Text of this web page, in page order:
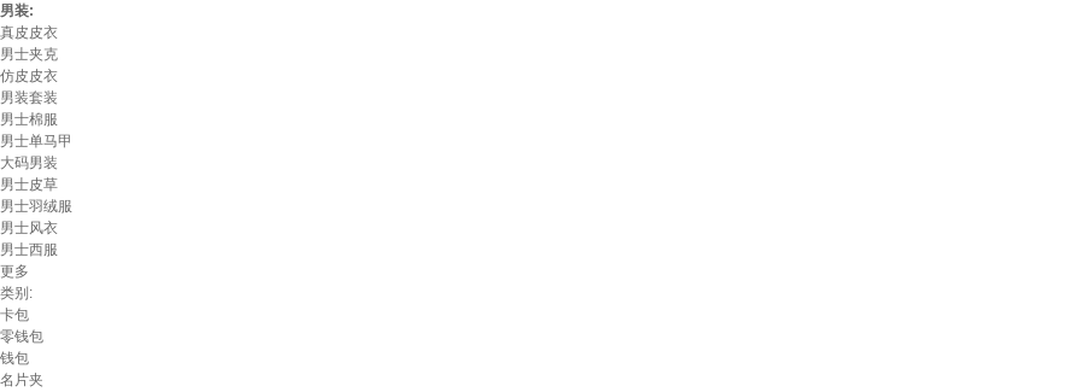
男装:
真皮皮衣
男士夹克
仿皮皮衣
男装套装
男士棉服
男士单马甲
大码男装
男士皮草
男士羽绒服
男士风衣
男士西服
更多
类别:
卡包
零钱包
钱包
名片夹